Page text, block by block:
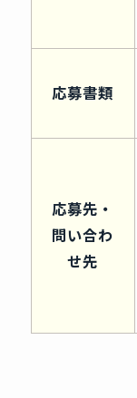
応募書類
応募先・
問い合わ
せ先